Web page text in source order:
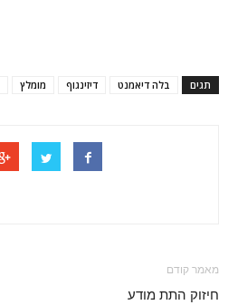
תגים בלה דיאמנט דיזינגוף מומלץ
מאמר קודם
חיזוק התת מודע